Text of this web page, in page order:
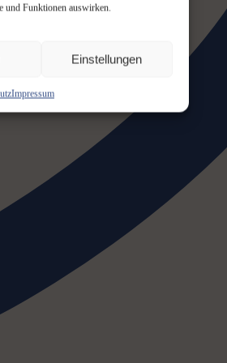
und Funktionen auswirken.
Einstellungen
Impressum